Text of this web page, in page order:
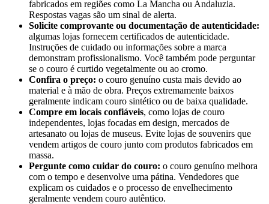
fabricados em regiões como La Mancha ou Andaluzia.
Respostas vagas são um sinal de alerta.
Solicite comprovante ou documentação de autenticidade:
algumas lojas fornecem certificados de autenticidade.
Instruções de cuidado ou informações sobre a marca
demonstram profissionalismo. Você também pode perguntar
se o couro é curtido vegetalmente ou ao cromo.
Confira o preço: o couro genuíno custa mais devido ao
material e à mão de obra. Preços extremamente baixos
geralmente indicam couro sintético ou de baixa qualidade.
Compre em locais confiáveis, como lojas de couro
independentes, lojas focadas em design, mercados de
artesanato ou lojas de museus. Evite lojas de souvenirs que
vendem artigos de couro junto com produtos fabricados em
massa.
Pergunte como cuidar do couro: o couro genuíno melhora
com o tempo e desenvolve uma pátina. Vendedores que
explicam os cuidados e o processo de envelhecimento
geralmente vendem couro autêntico.